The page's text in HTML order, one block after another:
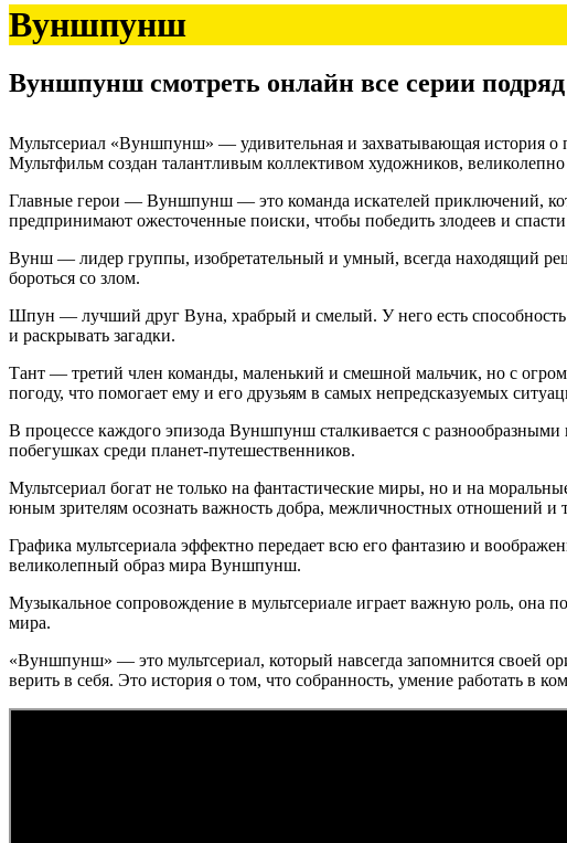
Вуншпунш
Вуншпунш смотреть онлайн все серии подряд
Мультсериал «Вуншпунш» — удивительная и захватывающая история
Мультфильм создан талантливым коллективом художников,
Главные герои — Вуншпунш — это команда искателей приключений,
предпринимают ожесточенные поиски, чтобы победить злодеев и
Вунш — лидер группы, изобретательный и умный, всегда находящий
бороться со злом.
Шпун — лучший друг Вуна, храбрый и смелый. У него есть способность
и раскрывать загадки.
Тант — третий член команды, маленький и смешной мальчик, но с
погоду, что помогает ему и его друзьям в самых непредсказуемых
В процессе каждого эпизода Вуншпунш сталкивается с
побегушках среди планет-путешественников.
Мультсериал богат не только на фантастические миры, но и на
юным зрителям осознать важность добра, межличностных отношений и
Графика мультсериала эффектно передает всю его фантазию и
великолепный образ мира Вуншпунш.
Музыкальное сопровождение в мультсериале играет важную роль, она
мира.
«Вуншпунш» — это мультсериал, который навсегда запомнится
верить в себя. Это история о том, что собранность, умение работать в